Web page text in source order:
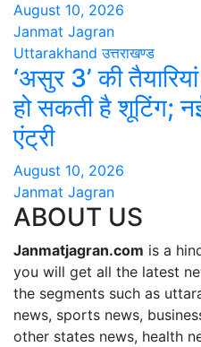
August 10, 2026
Janmat Jagran
Uttarakhand उत्तराखण्ड
‘असुर 3’ की
हो सकती है शूटिंग;
एंट्री
August 10, 2026
Janmat Jagran
ABOUT US
Janmatjagran.com is a
you will get all the latest
the segments such as
news, sports news,
other states news, health